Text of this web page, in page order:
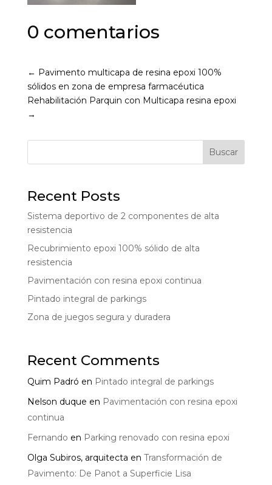
0 comentarios
← Pavimento multicapa de resina epoxi 100%
sólidos en zona de empresa farmacéutica
Rehabilitación Parquin con Multicapa resina epoxi
→
Buscar
Recent Posts
Sistema deportivo de 2 componentes de alta
resistencia
Recubrimiento epoxi 100% sólido de alta
resistencia
Pavimentación con resina epoxi continua
Pintado integral de parkings
Zona de juegos segura y duradera
Recent Comments
Quim Padró en Pintado integral de parkings
Nelson duque en Pavimentación con resina epoxi
continua
Fernando en Parking renovado con resina epoxi
Olga Subiros, arquitecta en Transformación de
Pavimento: De Panot a Superficie Lisa